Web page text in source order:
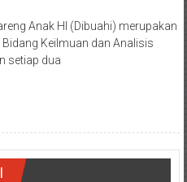
Anak HI (Dibuahi) merupakan
Keilmuan dan Analisis
setiap dua